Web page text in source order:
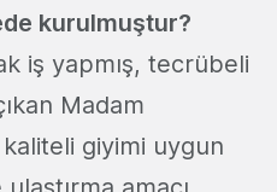
kurulmuştur?
iş yapmış, tecrübeli
Madam
kaliteli giyimi uygun